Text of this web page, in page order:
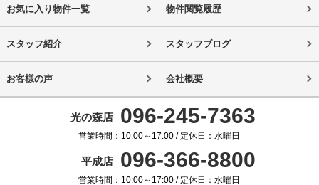
お気に入り物件一覧 物件閲覧履歴
スタッフ紹介 スタッフブログ
お客様の声 会社概要
光の森店 096-245-7363
営業時間：10:00～17:00 / 定休日：水曜日
平成店 096-366-8800
営業時間：10:00～17:00 / 定休日：水曜日